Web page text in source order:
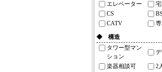
エレベーター
CS
BS
CATV
◆ 構造
タワー型マン
ション
楽器相談可
2